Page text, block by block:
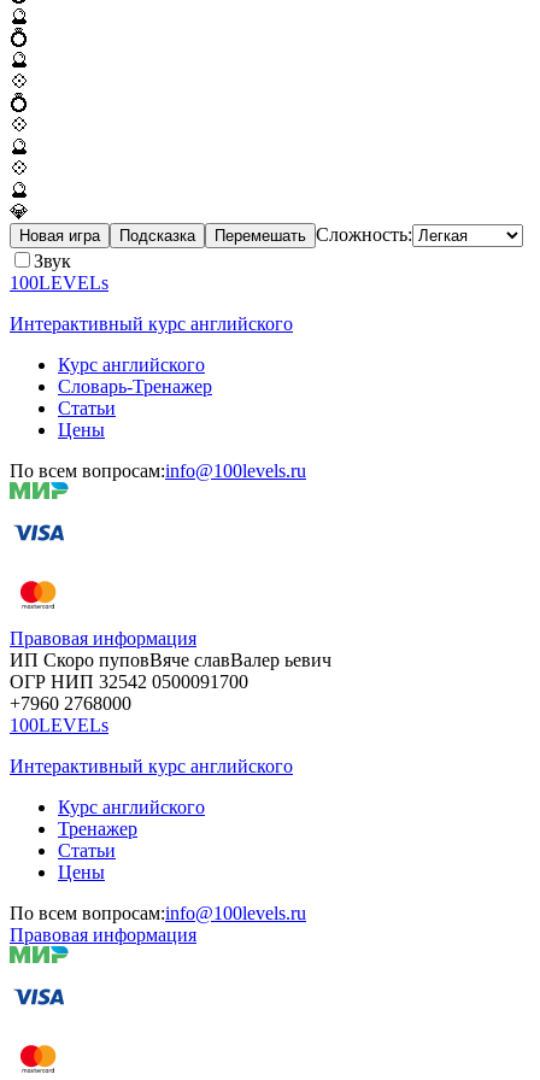
🔮
💍
🔮
💠
💍
💠
🔮
💠
🔮
💎
Новая игра Подсказка Перемешать Сложность:
Звук
100LEVELs
Интерактивный курс английского
Курс английского
Словарь-Тренажер
Статьи
Цены
По всем вопросам:info@100levels.ru
Правовая информация
ИП Скоро пуповВяче славВалер ьевич
ОГР НИП 32542 0500091700
+7960 2768000
100LEVELs
Интерактивный курс английского
Курс английского
Тренажер
Статьи
Цены
По всем вопросам:info@100levels.ru
Правовая информация